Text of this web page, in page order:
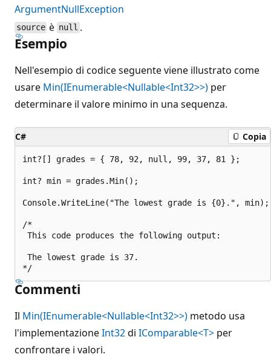
ArgumentNullException
source è null .
Esempio
Nell'esempio di codice seguente viene illustrato come
usare Min(IEnumerable<Nullable<Int32>>) per
determinare il valore minimo in una sequenza.
C# Copia
int?[] grades = { 78, 92, null, 99, 37, 81 };
int? min = grades.Min();
Console.WriteLine("The lowest grade is {0}.", min);
/*
This code produces the following output:
The lowest grade is 37.
Commenti
Il Min(IEnumerable<Nullable<Int32>>) metodo usa
l'implementazioneInt32di IComparable<T> per
confrontare i valori.